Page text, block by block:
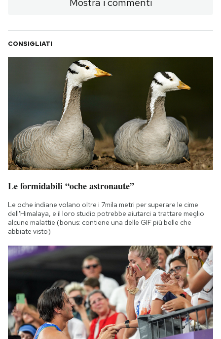
Mostra i commenti
CONSIGLIATI
Le formidabili “oche astronaute”
Le oche indiane volano oltre i 7mila metri per superare le cime
dell'Himalaya, e il loro studio potrebbe aiutarci a trattare meglio
alcune malattie (bonus: contiene una delle GIF più belle che
abbiate visto)